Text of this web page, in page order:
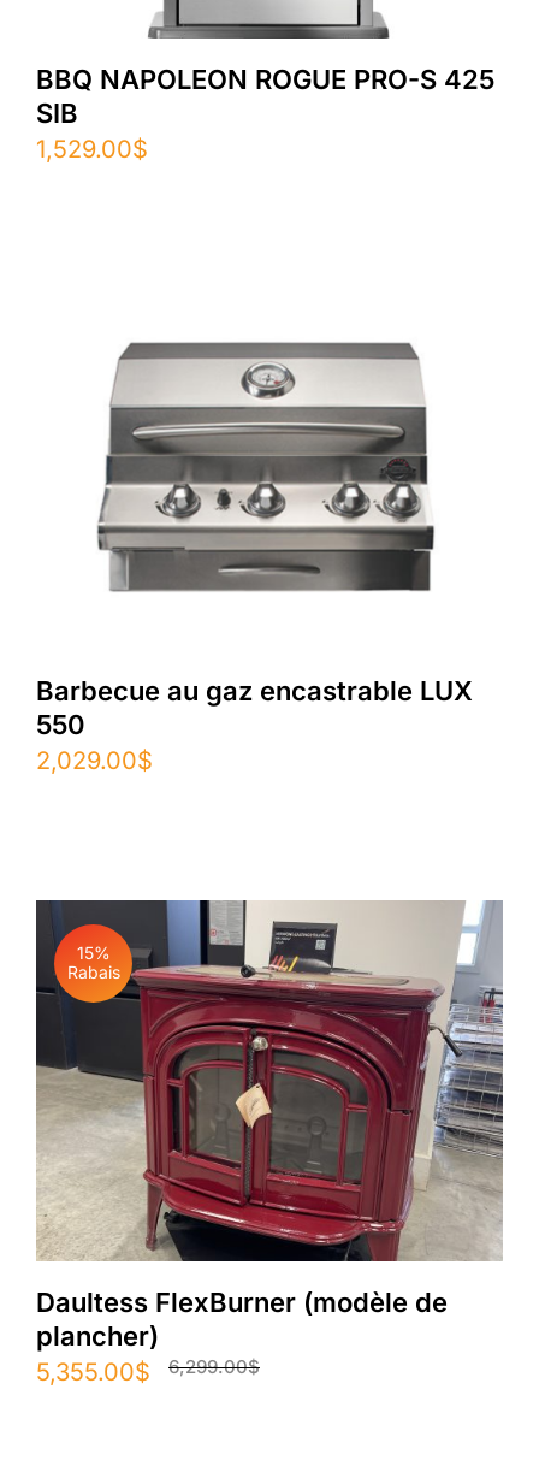
BBQ NAPOLEON ROGUE PRO-S 425
SIB
1,529.00$
Barbecue au gaz encastrable LUX
550
2,029.00$
15%
Rabais
Daultess FlexBurner (modèle de
plancher)
6,299.00$
Le
5,355.00$
Le